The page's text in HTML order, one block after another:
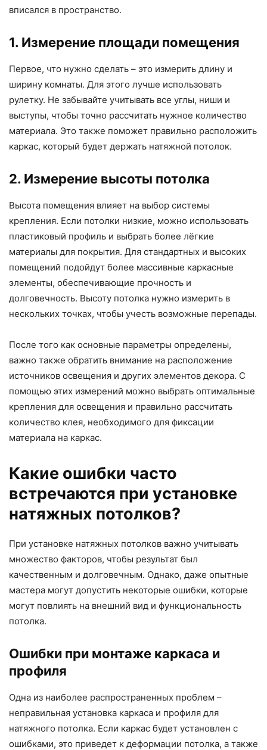
вписался в пространство.
1. Измерение площади помещения
Первое, что нужно сделать – это измерить длину и
ширину комнаты. Для этого лучше использовать
рулетку. Не забывайте учитывать все углы, ниши и
выступы, чтобы точно рассчитать нужное количество
материала. Это также поможет правильно расположить
каркас, который будет держать натяжной потолок.
2. Измерение высоты потолка
Высота помещения влияет на выбор системы
крепления. Если потолки низкие, можно использовать
пластиковый профиль и выбрать более лёгкие
материалы для покрытия. Для стандартных и высоких
помещений подойдут более массивные каркасные
элементы, обеспечивающие прочность и
долговечность. Высоту потолка нужно измерить в
нескольких точках, чтобы учесть возможные перепады.
После того как основные параметры определены,
важно также обратить внимание на расположение
источников освещения и других элементов декора. С
помощью этих измерений можно выбрать оптимальные
крепления для освещения и правильно рассчитать
количество клея, необходимого для фиксации
материала на каркас.
Какие ошибки часто
встречаются при установке
натяжных потолков?
При установке натяжных потолков важно учитывать
множество факторов, чтобы результат был
качественным и долговечным. Однако, даже опытные
мастера могут допустить некоторые ошибки, которые
могут повлиять на внешний вид и функциональность
потолка.
Ошибки при монтаже каркаса и
профиля
Одна из наиболее распространенных проблем –
неправильная установка каркаса и профиля для
натяжного потолка. Если каркас будет установлен с
ошибками, это приведет к деформации потолка, а также